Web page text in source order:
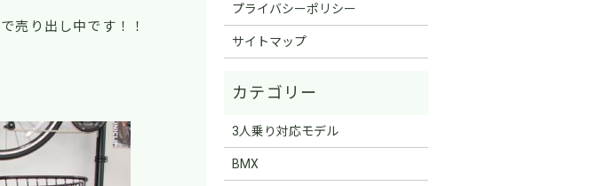
で売り出し中です！！
プライバシーポリシー
サイトマップ
3人乗り対応モデル
BMX